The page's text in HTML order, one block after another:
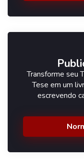
Transforme seu
Tese em um
escrevendo